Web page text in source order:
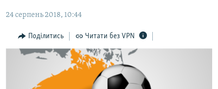
Перейти
пошуку
ПОГЛЯД
ІНТЕРВ'Ю
ВСЕ ЗА ДЕНЬ
СПЕЦПРОЕКТИ
24 серпень 2018, 10:44
Поділитись Читати без VPN